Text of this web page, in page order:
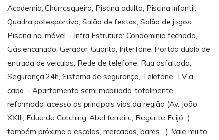
Academia, Churrasqueira, Piscina adulto, Piscina infantil,
Quadra poliesportiva, Salão de festas, Salão de jogos,
Piscina no imóvel. - Infra Estrutura: Condominio fechado,
Gás encanado, Gerador, Guarita, Interfone, Portão duplo de
entrada de veiculos, Rede de telefone, Rua asfaltada,
Segurança 24h, Sistema de segurança, Telefone, TV a
cabo. - Apartamento semi mobiliado, totalmente
reformado, acesso as principais vias da região (Av. João
XXIII, Eduardo Cotching, Abel ferreira, Regente Feijó...),
também próximo a escolas, mercados, bares....). Vale muito